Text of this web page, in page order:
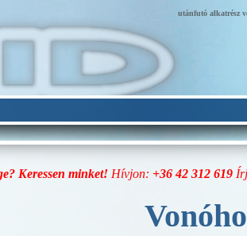
utánfutó alkatrész
Keressen minket! Hívjon: +36 42 312 619